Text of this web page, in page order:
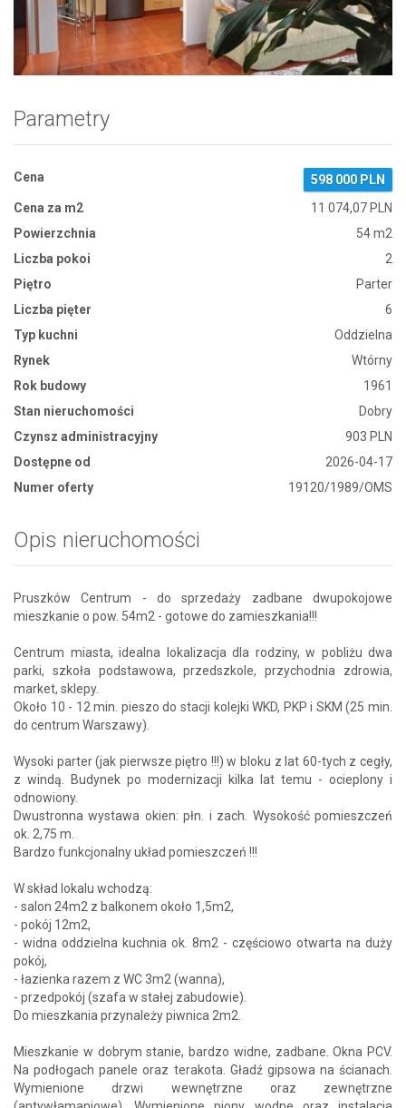
Zdjęcie 1
Parametry
Cena
598 000 PLN
Cena za m2
11 074,07 PLN
Powierzchnia
54 m2
Liczba pokoi
2
Piętro
Parter
Liczba pięter
6
Typ kuchni
Oddzielna
Rynek
Wtórny
Rok budowy
1961
Stan nieruchomości
Dobry
Czynsz administracyjny
903 PLN
Dostępne od
2026-04-17
Numer oferty
19120/1989/OMS
Opis nieruchomości
Pruszków Centrum - do sprzedaży zadbane dwupokojowe
mieszkanie o pow. 54m2 - gotowe do zamieszkania!!!
Centrum miasta, idealna lokalizacja dla rodziny, w pobliżu dwa
parki, szkoła podstawowa, przedszkole, przychodnia zdrowia,
market, sklepy.
Około 10 - 12 min. pieszo do stacji kolejki WKD, PKP i SKM (25 min.
do centrum Warszawy).
Wysoki parter (jak pierwsze piętro !!!) w bloku z lat 60-tych z cegły,
z windą. Budynek po modernizacji kilka lat temu - ocieplony i
odnowiony.
Dwustronna wystawa okien: płn. i zach. Wysokość pomieszczeń
ok. 2,75 m.
Bardzo funkcjonalny układ pomieszczeń !!!
W skład lokalu wchodzą:
- salon 24m2 z balkonem około 1,5m2,
- pokój 12m2,
- widna oddzielna kuchnia ok. 8m2 - częściowo otwarta na duży
pokój,
- łazienka razem z WC 3m2 (wanna),
- przedpokój (szafa w stałej zabudowie).
Do mieszkania przynależy piwnica 2m2.
Mieszkanie w dobrym stanie, bardzo widne, zadbane. Okna PCV.
Na podłogach panele oraz terakota. Gładź gipsowa na ścianach.
Wymienione drzwi wewnętrzne oraz zewnętrzne